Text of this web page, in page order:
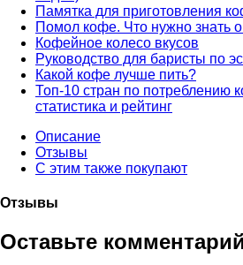
Памятка для приготовления
Помол кофе. Что нужно знать
Кофейное колесо вкусов
Руководство для баристы по
Какой кофе лучше пить?
Топ-10 стран по потреблению
статистика и рейтинг
Описание
Отзывы
С этим также покупают
Отзывы
Оставьте